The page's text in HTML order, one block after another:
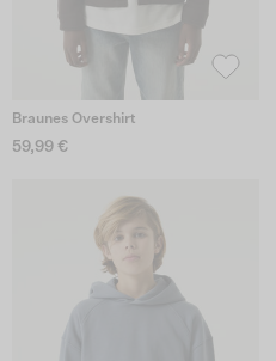
Braunes Overshirt
59,99 €